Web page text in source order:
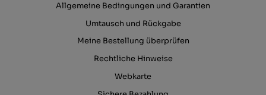
Allgemeine Bedingungen und Garantien
Umtausch und Rückgabe
Meine Bestellung überprüfen
Rechtliche Hinweise
Webkarte